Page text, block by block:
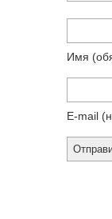
Имя
E-mail